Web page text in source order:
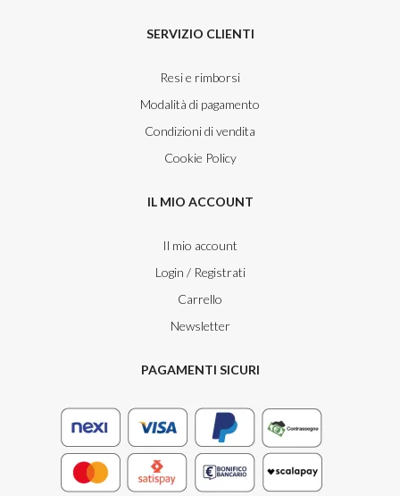
SERVIZIO CLIENTI
Resi e rimborsi
Modalità di pagamento
Condizioni di vendita
Cookie Policy
IL MIO ACCOUNT
Il mio account
Login / Registrati
Carrello
Newsletter
PAGAMENTI SICURI